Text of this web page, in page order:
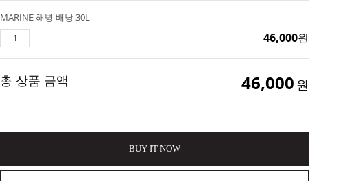
MARINE 해병 배낭 30L
46,000원
총 상품 금액 46,000 원
BUY IT NOW